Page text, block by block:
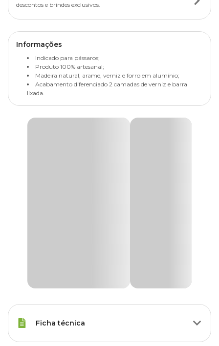
descontos e brindes exclusivos.
Informações
Indicado para pássaros;
Produto 100% artesanal;
Madeira natural, arame, verniz e forro em alumínio;
Acabamento diferenciado 2 camadas de verniz e barra
lixada.
Ficha técnica